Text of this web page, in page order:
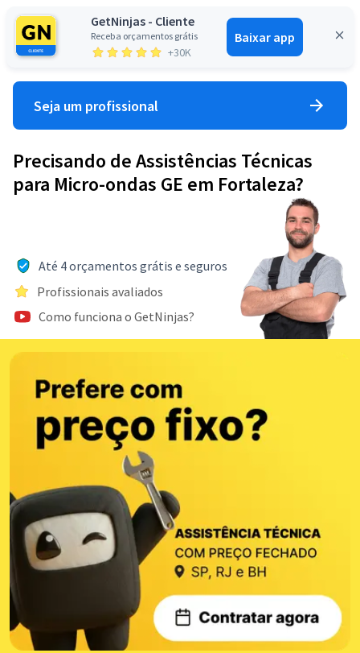
GetNinjas - Cliente
Receba orçamentos grátis
+30K
Baixar app
Entrar
Seja um profissional
Precisando de Assistências Técnicas
para Micro-ondas GE em Fortaleza?
Até 4 orçamentos grátis e seguros
Profissionais avaliados
Como funciona o GetNinjas?